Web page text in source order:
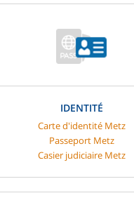
IDENTITÉ
Carte d'identité Metz
Passeport Metz
Casier judiciaire Metz